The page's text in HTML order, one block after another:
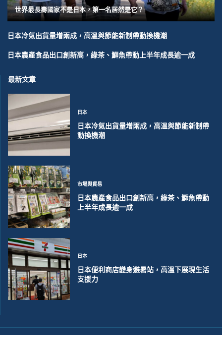
世界最長壽國家不是日本，第一名居然是它？
日本冷氣出貨量增兩成，高溫與節能新制帶動換機潮
日本農產食品出口創新高，綠茶、鰤魚帶動上半年成長逾一成
最新文章
日本
日本冷氣出貨量增兩成，高溫與節能新制帶
動換機潮
市場與貿易
日本農產食品出口創新高，綠茶、鰤魚帶動
上半年成長逾一成
日本
日本便利商店變身避暑站，高溫下展現生活
支援力